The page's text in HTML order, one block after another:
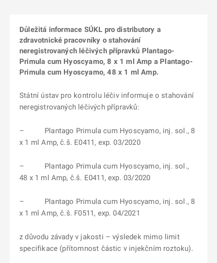
Důležitá informace SÚKL pro distributory a
zdravotnické pracovníky o stahování
neregistrovaných léčivých přípravků Plantago-
Primula cum Hyoscyamo, 8 x 1 ml Amp a Plantago-
Primula cum Hyoscyamo, 48 x 1 ml Amp.
Státní ústav pro kontrolu léčiv informuje o stahování
neregistrovaných léčivých přípravků:
– Plantago Primula cum Hyoscyamo, inj. sol., 8
x 1 ml Amp, č.š. E0411, exp. 03/2020
– Plantago Primula cum Hyoscyamo, inj. sol.,
48 x 1 ml Amp, č.š. E0411, exp. 03/2020
– Plantago Primula cum Hyoscyamo, inj. sol., 8
x 1 ml Amp, č.š. F0511, exp. 04/2021
z důvodu závady v jakosti – výsledek mimo limit
specifikace (přítomnost částic v injekčním roztoku).